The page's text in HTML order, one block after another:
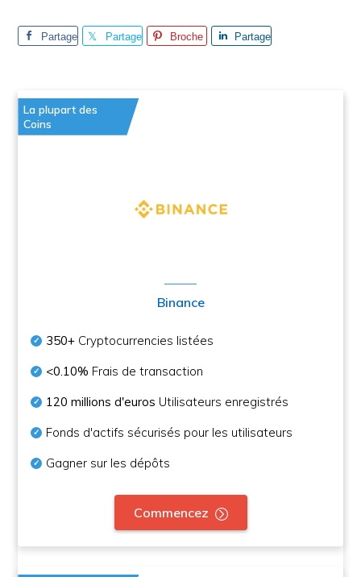
Partage
Partage
Broche
Partage
La plupart des
Coins
Binance
350+ Cryptocurrencies listées
<0.10% Frais de transaction
120 millions d'euros Utilisateurs enregistrés
Fonds d'actifs sécurisés pour les utilisateurs
Gagner sur les dépôts
Commencez